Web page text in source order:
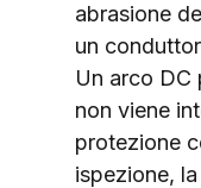
abrasione
un
Un arco DC
non viene
protezione
ispezione,